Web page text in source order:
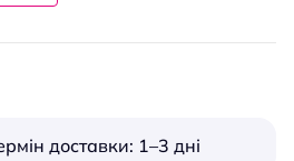
доставки: 1–3 дні